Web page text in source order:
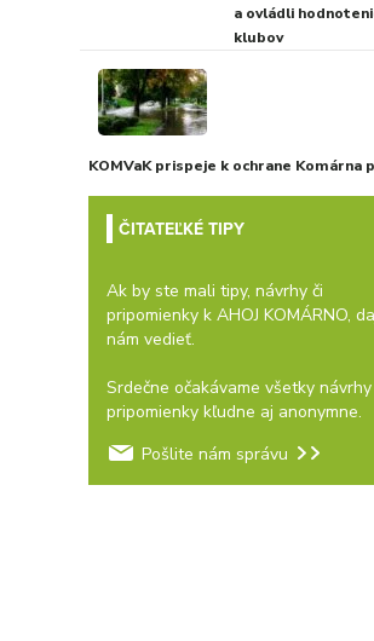
a ovládli
klubov
KOMVaK prispeje k ochrane
ČITATEĽKÉ TIPY
Ak by ste mali tipy, návrhy či
pripomienky k AHOJ KOMÁRNO,
nám vedieť.
Srdečne očakávame všetky
pripomienky kľudne aj anonymne.
Pošlite nám správu